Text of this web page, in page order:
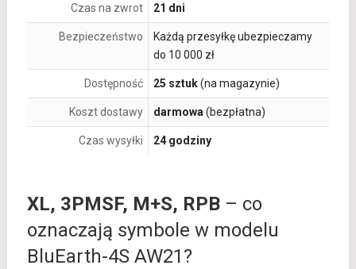
Czas na zwrot 21 dni
Bezpieczeństwo
Każdą przesyłkę ubezpieczamy
do 10 000 zł
Dostępność 25 sztuk(na magazynie)
Koszt dostawy darmowa (bezpłatna)
Czas wysyłki 24 godziny
XL, 3PMSF, M+S, RPB– co
oznaczają symbole w modelu
BluEarth-4S AW21?